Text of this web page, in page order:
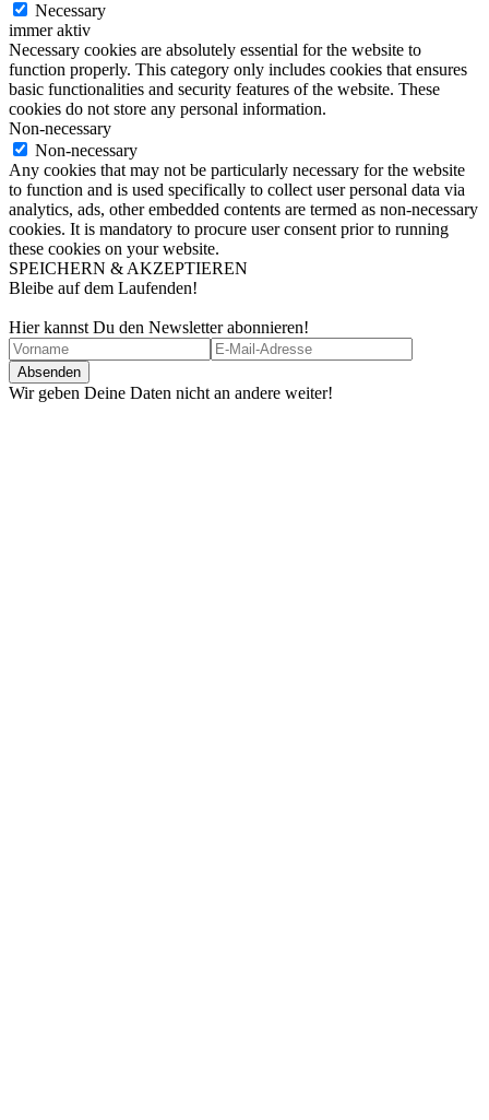
Necessary
immer aktiv
Necessary cookies are absolutely essential for the website to
function properly. This category only includes cookies that ensures
basic functionalities and security features of the website. These
cookies do not store any personal information.
Non-necessary
Non-necessary
Any cookies that may not be particularly necessary for the website
to function and is used specifically to collect user personal data via
analytics, ads, other embedded contents are termed as non-necessary
cookies. It is mandatory to procure user consent prior to running
these cookies on your website.
SPEICHERN & AKZEPTIEREN
Bleibe auf dem Laufenden!
Hier kannst Du den Newsletter abonnieren!
Wir geben Deine Daten nicht an andere weiter!